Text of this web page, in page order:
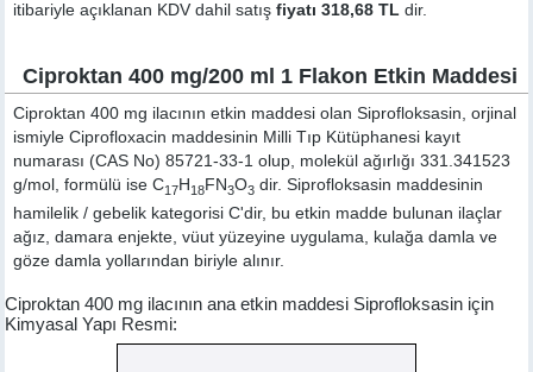
itibariyle açıklanan KDV dahil satışfiyatı 318,68 TL dir.
Ciproktan 400 mg/200 ml 1 Flakon Etkin Maddesi
Ciproktan 400 mg ilacının etkin maddesi olan Siprofloksasin, orjinal
ismiyleCiprofloxacin maddesinin Milli Tıp Kütüphanesi kayıt
numarası (CAS No) 85721-33-1 olup, molekül ağırlığı 331.341523
g/mol, formülü ise C17H 18FN3O3 dir. Siprofloksasin maddesinin
hamilelik / gebelik kategorisi C'dir, bu etkin madde bulunan ilaçlar
ağız, damara enjekte, vüut yüzeyine uygulama, kulağa damla ve
göze damla yollarından biriyle alınır.
Ciproktan 400 mg ilacının ana etkin maddesi Siprofloksasin için
Kimyasal Yapı Resmi: